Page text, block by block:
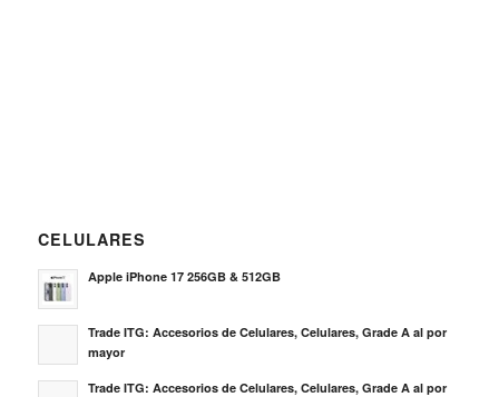
CELULARES
Apple iPhone 17 256GB & 512GB
Trade ITG: Accesorios de Celulares, Celulares, Grade A al por
mayor
Trade ITG: Accesorios de Celulares, Celulares, Grade A al por